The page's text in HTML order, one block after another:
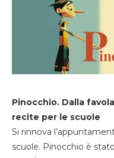
Pinocchio. Dalla
recite per le scuole
Si rinnova
scuole. Pinocchio è